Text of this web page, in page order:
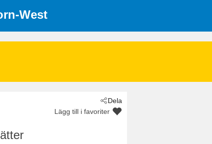
West
Dela
Lägg till i favoriter